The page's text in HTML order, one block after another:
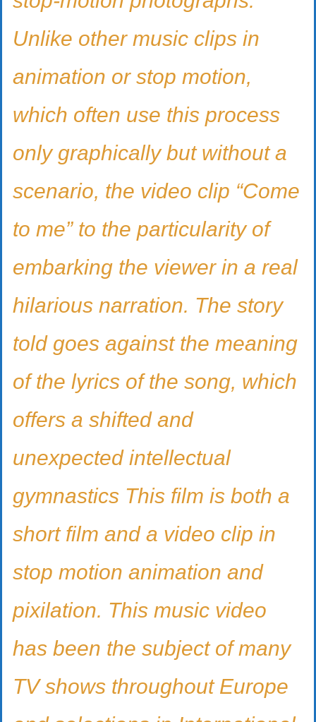
Unlike other music clips in
animation or stop motion,
which often use this process
only graphically but without a
scenario, the video clip “Come
to me” to the particularity of
embarking the viewer in a real
hilarious narration. The story
told goes against the meaning
of the lyrics of the song, which
offers a shifted and
unexpected intellectual
gymnastics This film is both a
short film and a video clip in
stop motion animation and
pixilation. This music video
has been the subject of many
TV shows throughout Europe